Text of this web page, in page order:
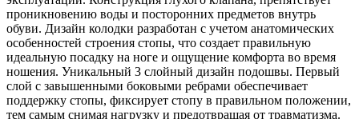
проникновению воды и посторонних предметов внутрь
обуви. Дизайн колодки разработан с учетом анатомических
особенностей строения стопы, что создает правильную
идеальную посадку на ноге и ощущение комфорта во время
ношения. Уникальный 3 слойный дизайн подошвы. Первый
слой с завышенными боковыми ребрами обеспечивает
поддержку стопы, фиксирует стопу в правильном положении,
тем самым снимая нагрузку и предотвращая от травматизма.